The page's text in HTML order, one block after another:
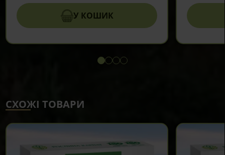
У КОШИК
вибрати
сторінці
СХОЖІ ТОВАРИ